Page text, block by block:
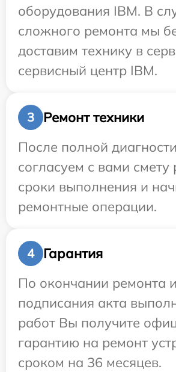
оборудования IBM. В
сложного ремонта мы
доставим технику в
сервисный центр IBM.
3
Ремонт техники
После полной
согласуем с вами смету
сроки выполнения и
ремонтные операции.
4
Гарантия
По окончании ремонта и
подписания акта
работ Вы получите
гарантию на ремонт
сроком на 36 месяцев.